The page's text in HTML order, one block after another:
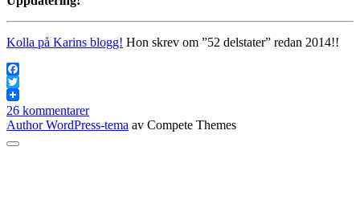
Kolla på Karins blogg! Hon skrev om ”52 delstater” redan 2014!!
Facebook
Twitter
26 kommentarer
Author WordPress-tema av Compete Themes
Rulla